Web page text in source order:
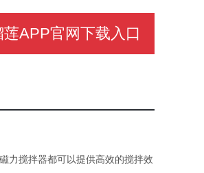
APP官网下载入口
力搅拌器都可以提供高效的搅拌效